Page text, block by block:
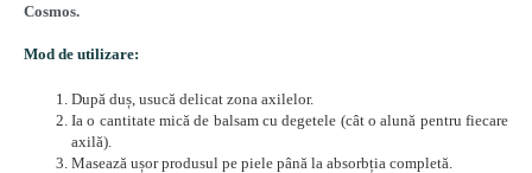
Cosmos.
Mod de utilizare:
După duș, usucă delicat zona axilelor.
Ia o cantitate mică de balsam cu degetele (cât o alună pentru fiecare
axilă).
Masează ușor produsul pe piele până la absorbția completă.